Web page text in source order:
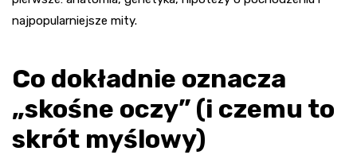
najpopularniejsze mity.
Co dokładnie oznacza
„skośne oczy” (i czemu to
skrót myślowy)